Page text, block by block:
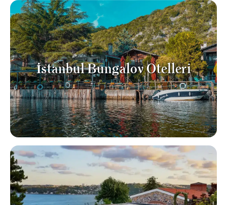
İstanbul Bungalov Otelleri